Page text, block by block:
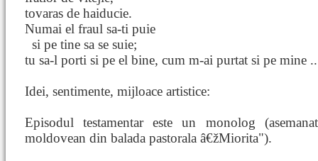
tovaras de haiducie.
Numai el fraul sa-ti puie
si pe tine sa se suie;
tu sa-l porti si pe el bine, cum m-ai purtat si pe mine
Idei, sentimente, mijloace artistice:
Episodul testamentar este un monolog
moldovean din balada pastorala â€žMiorita").